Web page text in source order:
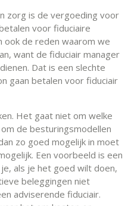
zorg is de vergoeding voor
voor fiduciaire
ook de reden waarom we
want de fiduciair manager
Dat is een slechte
gaan betalen voor fiduciair
Het gaat niet om welke
de besturingsmodellen
zo goed mogelijk in moet
Een voorbeeld is een
als je het goed wilt doen,
beleggingen niet
adviserende fiduciair.